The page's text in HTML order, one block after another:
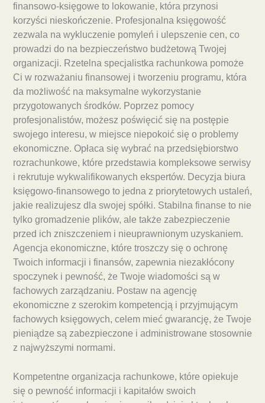
finansowo-księgowe to lokowanie, która przynosi
korzyści nieskończenie. Profesjonalna księgowość
zezwala na wykluczenie pomyleń i ulepszenie cen, co
prowadzi do na bezpieczeństwo budżetową Twojej
organizacji. Rzetelna specjalistka rachunkowa pomoże
Ci w rozważaniu finansowej i tworzeniu programu, która
da możliwość na maksymalne wykorzystanie
przygotowanych środków. Poprzez pomocy
profesjonalistów, możesz poświęcić się na postępie
swojego interesu, w miejsce niepokoić się o problemy
ekonomiczne. Opłaca się wybrać na przedsiębiorstwo
rozrachunkowe, które przedstawia kompleksowe serwisy
i rekrutuje wykwalifikowanych ekspertów. Decyzja biura
księgowo-finansowego to jedna z priorytetowych ustaleń,
jakie realizujesz dla swojej spółki. Stabilna finanse to nie
tylko gromadzenie plików, ale także zabezpieczenie
przed ich zniszczeniem i nieuprawnionym uzyskaniem.
Agencja ekonomiczne, które troszczy się o ochronę
Twoich informacji i finansów, zapewnia niezakłócony
spoczynek i pewność, że Twoje wiadomości są w
fachowych zarządzaniu. Postaw na agencję
ekonomiczne z szerokim kompetencją i przyjmującym
fachowych księgowych, celem mieć gwarancję, że Twoje
pieniądze są zabezpieczone i administrowane stosownie
z najwyższymi normami.
Kompetentne organizacja rachunkowe, które opiekuje
się o pewność informacji i kapitałów swoich